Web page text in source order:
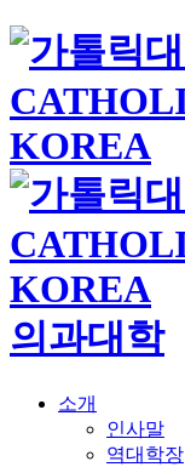
의과대학
소개
인사말
역대학장